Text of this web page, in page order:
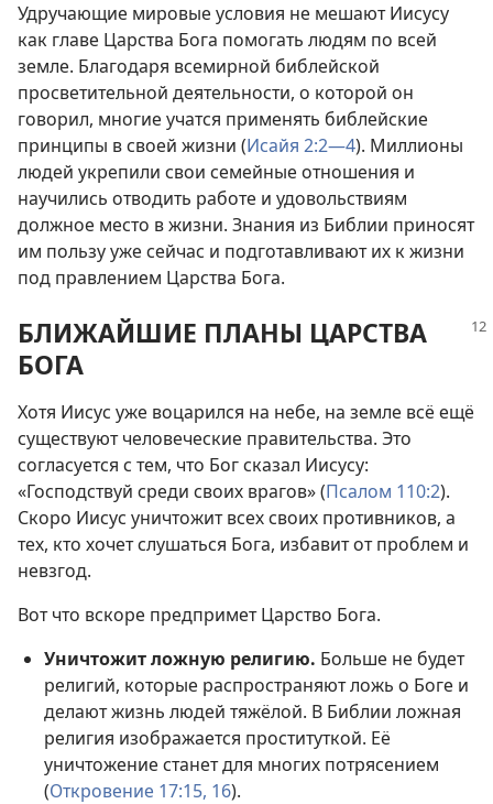
Удручающие мировые условия не мешают Иисусу
как главе Царства Бога помогать людям по всей
земле. Благодаря всемирной библейской
просветительной деятельности, о которой он
говорил, многие учатся применять библейские
принципы в своей жизни (Исайя 2:2—4). Миллионы
людей укрепили свои семейные отношения и
научились отводить работе и удовольствиям
должное место в жизни. Знания из Библии приносят
им пользу уже сейчас и подготавливают их к жизни
под правлением Царства Бога.
БЛИЖАЙШИЕ ПЛАНЫ ЦАРСТВА
БОГА
Хотя Иисус уже воцарился на небе, на земле всё ещё
существуют человеческие правительства. Это
согласуется с тем, что Бог сказал Иисусу:
«Господствуй среди своих врагов» (Псалом 110:2).
Скоро Иисус уничтожит всех своих противников, а
тех, кто хочет слушаться Бога, избавит от проблем и
невзгод.
Вот что вскоре предпримет Царство Бога.
Уничтожит ложную религию. Больше не будет
религий, которые распространяют ложь о Боге и
делают жизнь людей тяжёлой. В Библии ложная
религия изображается проституткой. Её
уничтожение станет для многих потрясением
(Откровение 17:15, 16).